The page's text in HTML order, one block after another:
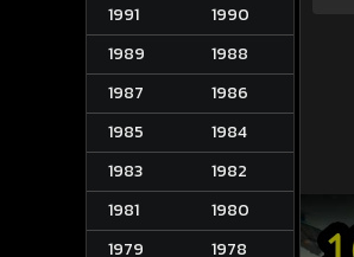
1991
1990
1989
1988
1987
1986
1985
1984
1983
1982
1981
1980
1979
1978